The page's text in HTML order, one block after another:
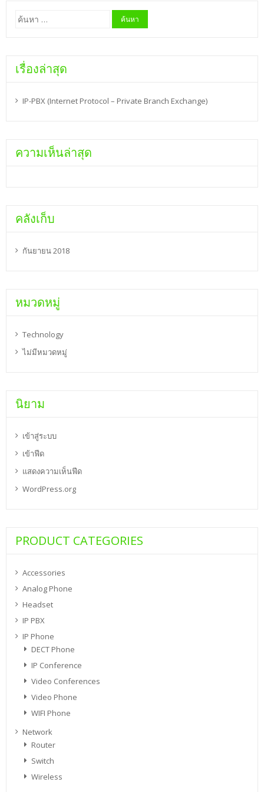
ค้นหา
สำหรับ:
เรื่องล่าสุด
IP-PBX (Internet Protocol – Private Branch Exchange)
ความเห็นล่าสุด
คลังเก็บ
กันยายน 2018
หมวดหมู่
Technology
ไม่มีหมวดหมู่
นิยาม
เข้าสู่ระบบ
เข้าฟีด
แสดงความเห็นฟีด
WordPress.org
PRODUCT CATEGORIES
Accessories
Analog Phone
Headset
IP PBX
IP Phone
DECT Phone
IP Conference
Video Conferences
Video Phone
WIFI Phone
Network
Router
Switch
Wireless